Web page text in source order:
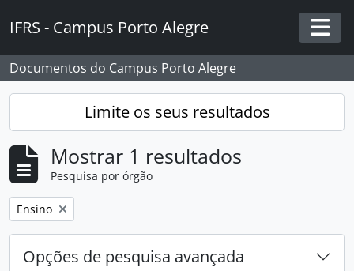
IFRS - Campus Porto Alegre
Documentos do Campus Porto Alegre
Limite os seus resultados
Mostrar 1 resultados
Pesquisa por órgão
Remover filtro:
Ensino
Opções de pesquisa avançada